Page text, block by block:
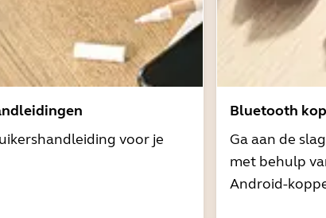
voor je
Bluetooth
Ga aan de
met behulp
Android-